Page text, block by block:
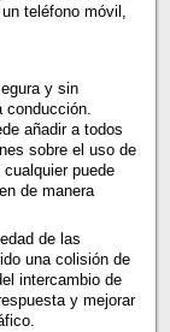
teléfono móvil,
y sin
conducción.
añadir a todos
sobre el uso de
puede
de manera
de las
una colisión de
intercambio de
y mejorar